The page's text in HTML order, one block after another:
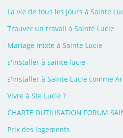
La vie de tous les jours à Sainte
Trouver un travail à Sainte Lucie
Mariage mixte à Sainte Lucie
s'installer à sainte lucie
s'installer à Sainte Lucie comme
Vivre à Ste Lucie ?
CHARTE DUTILISATION FORUM
Prix des logements